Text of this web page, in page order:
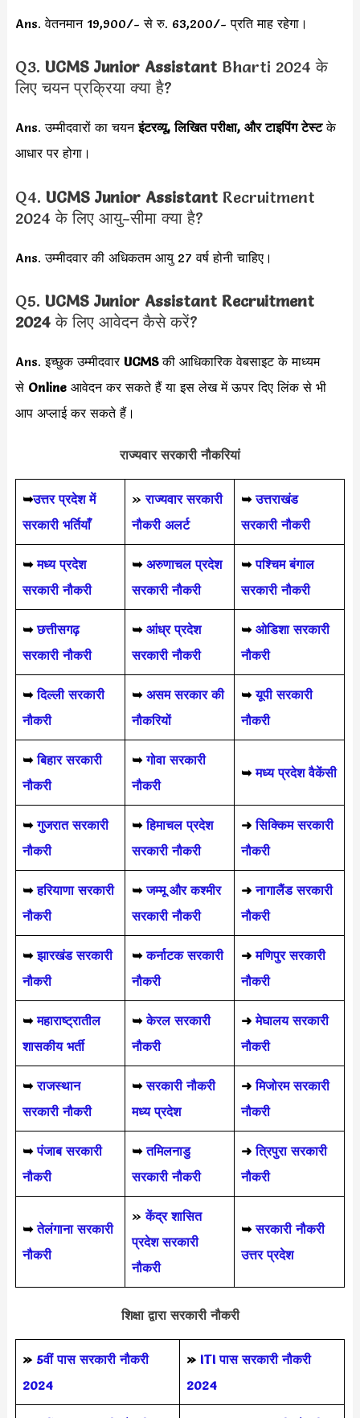
Ans. वेतनमान 19,900/- से रु. 63,200/- प्रति माह रहेगा।
Q3. UCMS Junior AssistantBharti 2024 के
लिए चयन प्रक्रिया क्या है?
Ans. उम्मीदवारों का चयनइंटरव्यू, लिखित परीक्षा, और टाइपिंग टेस्टके
आधार पर होगा।
Q4. UCMS Junior AssistantRecruitment
2024 के लिए आयु-सीमा क्या है?
Ans. उम्मीदवार की अधिकतम आयु 27 वर्ष होनी चाहिए।
Q5. UCMS Junior Assistant Recruitment
2024के लिए आवेदन कैसे करें?
Ans. इच्छुक उम्मीदवार UCMSकी आधिकारिक वेबसाइट के माध्यम
से Online आवेदन कर सकते हैं या इस लेख में ऊपर दिए लिंक से भी
आप अप्लाई कर सकते हैं।
राज्यवार सरकारी नौकरियां
➥उत्तर प्रदेश में
सरकारी भर्तियाँ
»राज्यवार सरकारी
नौकरी अलर्ट
➥ उत्तराखंड
सरकारी नौकरी
➥ मध्य प्रदेश
सरकारी नौकरी
➥ अरुणाचल प्रदेश
सरकारी नौकरी
➥ पश्चिम बंगाल
सरकारी नौकरी
➥ छत्तीसगढ़
सरकारी नौकरी
➥ आंध्र प्रदेश
सरकारी नौकरी
➥ ओडिशा सरकारी
नौकरी
➥ दिल्ली सरकारी
नौकरी
➥ असम सरकार की
नौकरियों
➥ यूपी सरकारी
नौकरी
➥बिहार सरकारी
नौकरी
➥गोवा सरकारी
नौकरी
➥ मध्य प्रदेश वैकेंसी
➥ गुजरात सरकारी
नौकरी
➥हिमाचल प्रदेश
सरकारी नौकरी
➜ सिक्किम सरकारी
नौकरी
➥हरियाणा सरकारी
नौकरी
➥जम्मू और कश्मीर
सरकारी नौकरी
➜ नागालैंड सरकारी
नौकरी
➥ झारखंड सरकारी
नौकरी
➥ कर्नाटक सरकारी
नौकरी
➜ मणिपुर सरकारी
नौकरी
➥ महाराष्ट्रातील
शासकीय भर्ती
➥ केरल सरकारी
नौकरी
➜ मेघालय सरकारी
नौकरी
➥ राजस्थान
सरकारी नौकरी
➥सरकारी नौकरी
मध्य प्रदेश
➜मिजोरम सरकारी
नौकरी
➥ पंजाब सरकारी
नौकरी
➥ तमिलनाडु
सरकारी नौकरी
➜ त्रिपुरा सरकारी
नौकरी
➥तेलंगाना सरकारी
नौकरी
»केंद्र शासित
प्रदेश सरकारी
नौकरी
➥ सरकारी नौकरी
उत्तर प्रदेश
शिक्षा द्वारा सरकारी नौकरी
» 5वीं पास सरकारी नौकरी
2024
» ITI पास सरकारी नौकरी
2024